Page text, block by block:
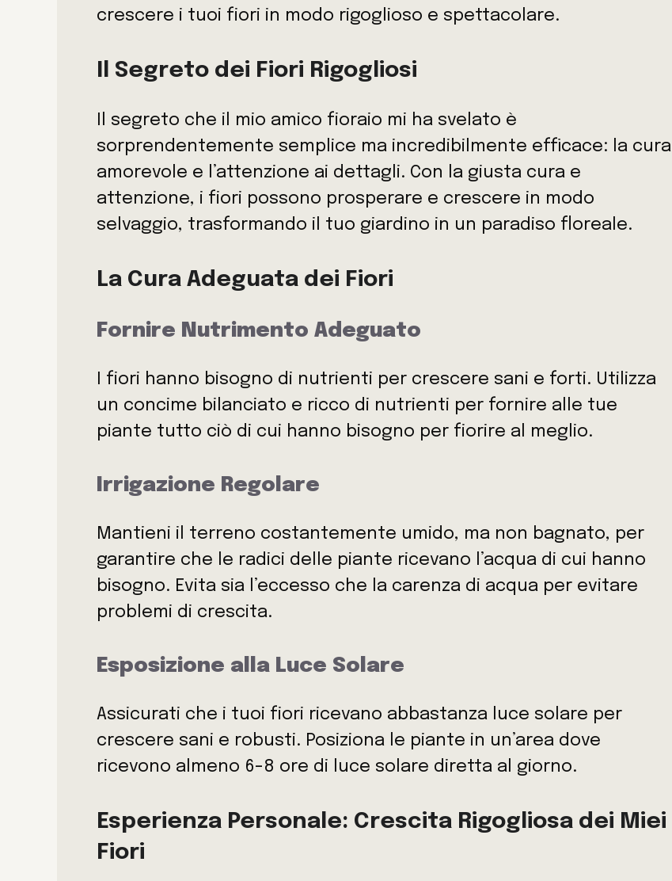
crescere i tuoi fiori in modo rigoglioso e spettacolare.
Il Segreto dei Fiori Rigogliosi
Il segreto che il mio amico fioraio mi ha svelato è
sorprendentemente semplice ma incredibilmente efficace: la cura
amorevole e l’attenzione ai dettagli. Con la giusta cura e
attenzione, i fiori possono prosperare e crescere in modo
selvaggio, trasformando il tuo giardino in un paradiso floreale.
La Cura Adeguata dei Fiori
Fornire Nutrimento Adeguato
I fiori hanno bisogno di nutrienti per crescere sani e forti. Utilizza
un concime bilanciato e ricco di nutrienti per fornire alle tue
piante tutto ciò di cui hanno bisogno per fiorire al meglio.
Irrigazione Regolare
Mantieni il terreno costantemente umido, ma non bagnato, per
garantire che le radici delle piante ricevano l’acqua di cui hanno
bisogno. Evita sia l’eccesso che la carenza di acqua per evitare
problemi di crescita.
Esposizione alla Luce Solare
Assicurati che i tuoi fiori ricevano abbastanza luce solare per
crescere sani e robusti. Posiziona le piante in un’area dove
ricevono almeno 6-8 ore di luce solare diretta al giorno.
Esperienza Personale: Crescita Rigogliosa dei Miei
Fiori